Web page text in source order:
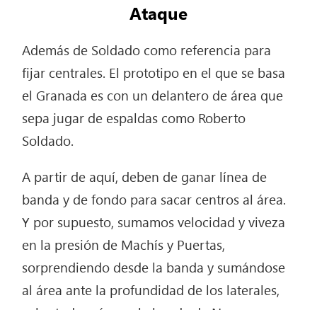
Ataque
Además de Soldado como referencia para
fijar centrales. El prototipo en el que se basa
el Granada es con un delantero de área que
sepa jugar de espaldas como Roberto
Soldado.
A partir de aquí, deben de ganar línea de
banda y de fondo para sacar centros al área.
Y por supuesto, sumamos velocidad y viveza
en la presión de Machís y Puertas,
sorprendiendo desde la banda y sumándose
al área ante la profundidad de los laterales,